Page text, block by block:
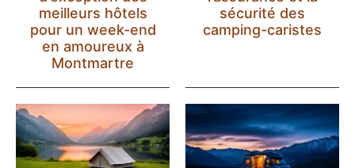
meilleurs hôtels
pour un week-end
en amoureux à
Montmartre
sécurité des
camping-caristes